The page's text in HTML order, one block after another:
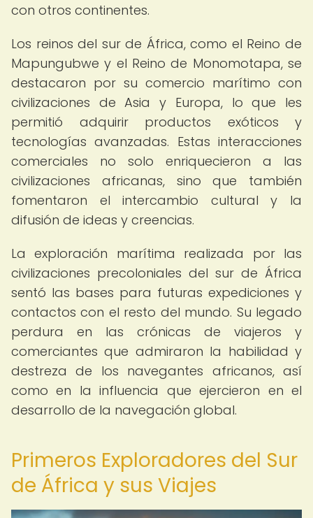
con otros continentes.
Los reinos del sur de África, como el Reino de
Mapungubwe y el Reino de Monomotapa, se
destacaron por su comercio marítimo con
civilizaciones de Asia y Europa, lo que les
permitió adquirir productos exóticos y
tecnologías avanzadas. Estas interacciones
comerciales no solo enriquecieron a las
civilizaciones africanas, sino que también
fomentaron el intercambio cultural y la
difusión de ideas y creencias.
La exploración marítima realizada por las
civilizaciones precoloniales del sur de África
sentó las bases para futuras expediciones y
contactos con el resto del mundo. Su legado
perdura en las crónicas de viajeros y
comerciantes que admiraron la habilidad y
destreza de los navegantes africanos, así
como en la influencia que ejercieron en el
desarrollo de la navegación global.
Primeros Exploradores del Sur
de África y sus Viajes